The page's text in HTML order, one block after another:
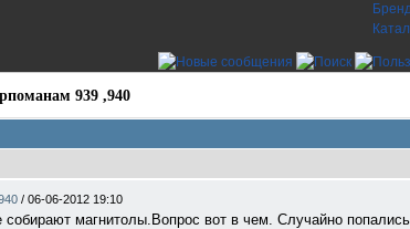
939 ,940
/ 06-06-2012 19:10
собирают магнитолы.Вопрос вот в чем. Случайно